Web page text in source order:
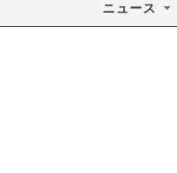
ニュース